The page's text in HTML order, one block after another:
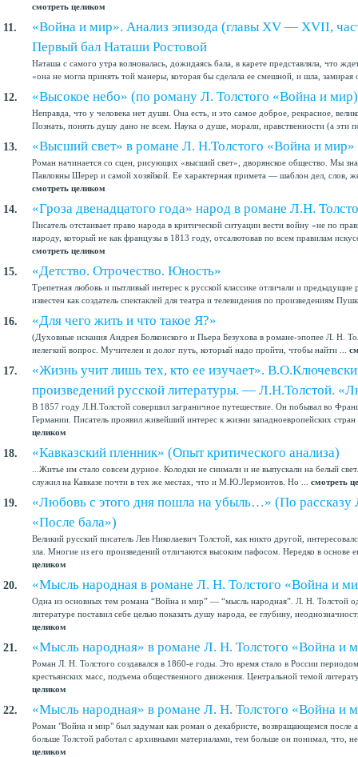
смотреть целиком
11.
«Война и мир». Анализ эпизода (главы XV — XVII,
Первый бал Наташи Ростовой
Наташа с самого утра волновалась, дожидаясь бала, в карете представляла, что
«она не могла принять той манеры, которая бы сделала ее смешной, и шла, замирая
12. «Высокое небо» (по роману Л. Толстого «Война и
Неправда, что у человека нет души. Она есть, и это самое доброе, рекрасное,
Познать, понять душу дано не всем. Наука о душе, морали, нравственности (а эти
13. «Высший свет» в романе Л. Н.Толстого «Война и мир»
Роман начинается со сцен, рисующих «высший свет», дворянское общество. Мы
Павловны Шерер и самой хозяйкой. Ее характерная примета — шаблон дел, слов,
смотреть целиком
14. «Гроза двенадцатого года» народ в романе Л.Н.
Писатель отстаивает право народа в критической ситуации вести войну «не по
народу, который не как французы в 1813 году, отсалютовав по всем правилам
смотреть целиком
15. «Детство. Отрочество. Юность»
Трепетная любовь и пытливый интерес к русской классике отличали и
известен как создатель спектаклей для театра и телевидения по произведениям
16. «Для чего жить и что такое Я?»
(Духовные искания Андрея Болконского и Пьера Безухова в романе-эпопее Л. Н.
нелегкий вопрос. Мучителен и долог путь, который надо пройти, чтобы найти ...
17.
«Жизнь учит лишь тех, кто ее изучает».
произведений русской литературы. — Л.Н.Толстой.
В 1857 году Л.Н.Толстой совершил заграничное путешествие. Он побывал во
Германии. Писатель проявил живейший интерес к жизни западноевропейских
целиком
18. «Кавказский пленник» (Опыт критического анализа)
...Житье им стало совсем дурное. Колодки не снимали и не выпускали на белый
служил на Кавказе почти в тех же местах, что и М.Ю.Лермонтов. Но ... смотреть
19.
«Любовь с этого дня пошла на убыль…» (По рассказу
«После бала»)
Великий русский писатель Лев Николаевич Толстой, как никто другой,
зла. Многие из его произведений отличаются высоким пафосом. Нередко в основе
целиком
20. «Мысль народная в романе Л. Н. Толстого «Война и
Одна из основных тем романа “Война и мир” — “мысль народная”. Л. Н. Толстой
литературе поставил себе целью показать душу народа, ее глубину,
целиком
21. «Мысль народная» в романе Л. Н. Толстого «Война и
Роман Л. Н. Толстого создавался в 1860-е годы. Это время стало в России
крестьянских масс, подъема общественного движения. Центральной темой
целиком
22. «Мысль народная» в романе Л. Н. Толстого «Война и
Роман "Война и мир" был задуман как роман о декабристе, возвращающемся после
больше Толстой работал с архивными материалами, тем больше он понимал, что,
целиком